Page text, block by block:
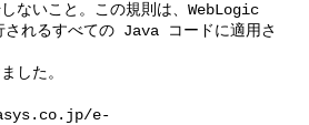
ないこと。この規則は、WebLogic
れるすべての Java コードに適用さ
した。
e-